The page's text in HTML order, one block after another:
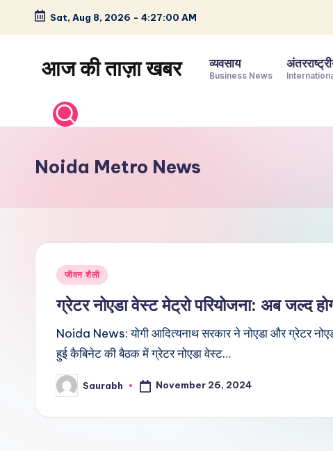
Skip
content
Sat, Aug 8, 2026 - 4:27:01 AM
आज की ताज़ा खबर
समाचार
–
और
विश्व
व्यवसाय
Business News
Noida Metro News
Posted
जीवन शैली
ग्रेटर नोएडा वेस्ट मेट्रो परियोजना: अब जल्द
Noida News: योगी आदित्यनाथ सरकार ने नोएडा और ग्रेटर
हुई कैबिनेट की बैठक में ग्रेटर नोएडा वेस्ट…
Posted
by
Saurabh November 26, 2024